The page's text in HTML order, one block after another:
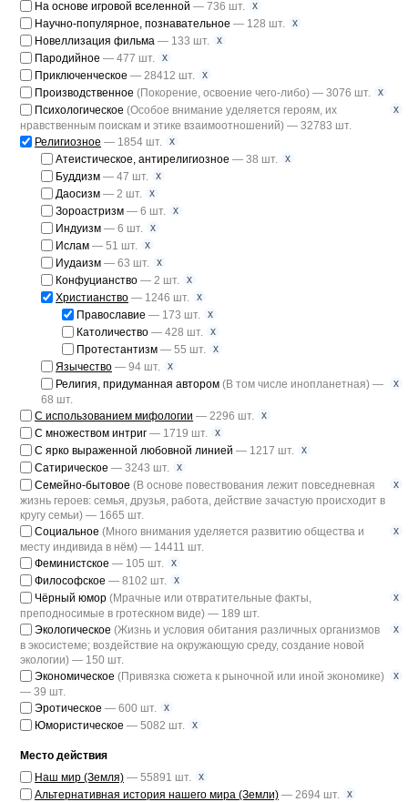
На основе игровой вселенной — 736 шт. x
Научно-популярное, познавательное — 128 шт. x
Новеллизация фильма — 133 шт. x
Пародийное — 477 шт. x
Приключенческое — 28412 шт. x
Производственное (Покорение, освоение чего-либо) — 3076 шт. x
Психологическое (Особое внимание уделяется героям, их
нравственным поискам и этике взаимоотношений) — 32783 шт.
x
Религиозное — 1854 шт. x
Атеистическое, антирелигиозное — 38 шт. x
Буддизм — 47 шт. x
Даосизм — 2 шт. x
Зороастризм — 6 шт. x
Индуизм — 6 шт. x
Ислам — 51 шт. x
Иудаизм — 63 шт. x
Конфуцианство — 2 шт. x
Христианство — 1246 шт. x
Православие — 173 шт. x
Католичество — 428 шт. x
Протестантизм — 55 шт. x
Язычество — 94 шт. x
Религия, придуманная автором (В том числе инопланетная) —
68 шт.
x
С использованием мифологии — 2296 шт. x
С множеством интриг — 1719 шт. x
С ярко выраженной любовной линией — 1217 шт. x
Сатирическое — 3243 шт. x
Семейно-бытовое (В основе повествования лежит повседневная
жизнь героев: семья, друзья, работа, действие зачастую происходит в
кругу семьи) — 1665 шт.
x
Социальное (Много внимания уделяется развитию общества и
месту индивида в нём) — 14411 шт.
x
Феминистское — 105 шт. x
Философское — 8102 шт. x
Чёрный юмор (Мрачные или отвратительные факты,
преподносимые в гротескном виде) — 189 шт.
x
Экологическое (Жизнь и условия обитания различных организмов
в экосистеме; воздействие на окружающую среду, создание новой
экологии) — 150 шт.
x
Экономическое (Привязка сюжета к рыночной или иной экономике)
— 39 шт.
x
Эротическое — 600 шт. x
Юмористическое — 5082 шт. x
Место действия
Наш мир (Земля) — 55891 шт. x
Альтернативная история нашего мира (Земли) — 2694 шт. x